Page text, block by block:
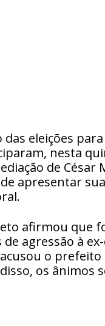
eleições
nesta
de
apresentar
afirmou que
agressão à
o
os